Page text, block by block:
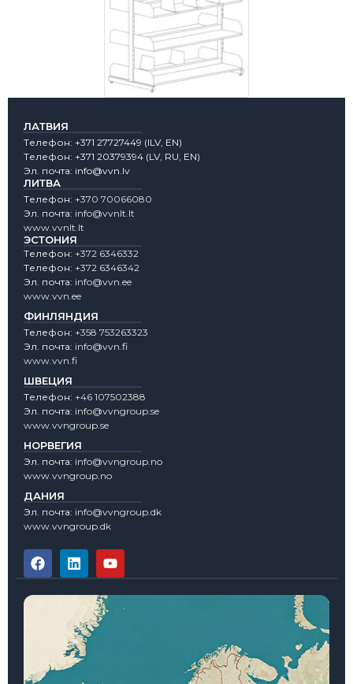
ЛАТВИЯ
Tелефон: +371 27727449 (lLV, EN)
Tелефон: +371 20379394 (LV, RU, EN)
Эл. почта: info@vvn.lv
ЛИТВА
Tелефон: +370 70066080
Эл. почта: info@vvnlt.lt
www.vvnlt.lt
ЭСТОНИЯ
Tелефон: +372 6346332
Tелефон: +372 6346342
Эл. почта: info@vvn.ee
www.vvn.ee
ФИНЛЯНДИЯ
Tелефон: +358 753263323
Эл. почта: info@vvn.fi
www.vvn.fi
ШВЕЦИЯ
Tелефон: +46 107502388
Эл. почта: info@vvngroup.se
www.vvngroup.se
НОРВЕГИЯ
Эл. почта: info@vvngroup.no
www.vvngroup.no
ДАНИЯ
Эл. почта: info@vvngroup.dk
www.vvngroup.dk